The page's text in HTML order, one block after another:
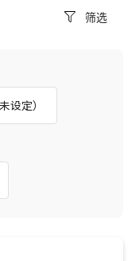
筛选
设定）